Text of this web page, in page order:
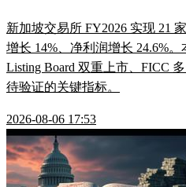
新加坡交易所 FY2026 实现 21
增长 14%、净利润增长 24.6%
Listing Board 双重上市、FICC
待验证的关键指标。
2026-08-06 17:53